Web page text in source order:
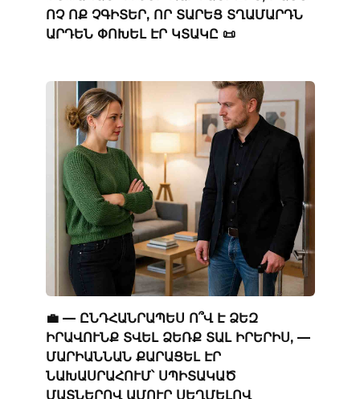
ՈՉ ՈՔ ՉԳԻՏԵՐ, ՈՐ ՏԱՐԵՑ ՏՂԱՄԱՐԴՆ
ԱՐԴԵՆ ՓՈԽԵԼ ԷՐ ԿՏԱԿԸ 📜
💼 — ԸՆԴՀԱՆՐԱՊԵՍ Ո՞Վ Է ՁԵԶ
ԻՐԱՎՈՒՆՔ ՏՎԵԼ ՁԵՌՔ ՏԱԼ ԻՐԵՐԻՍ, —
ՄԱՐԻԱՆՆԱՆ ՔԱՐԱՑԵԼ ԷՐ
ՆԱԽԱՍՐԱՀՈՒՄ՝ ՍՊԻՏԱԿԱԾ
ՄԱՏՆԵՐՈՎ ԱՄՈՒՐ ՍԵՂՄԵԼՈՎ